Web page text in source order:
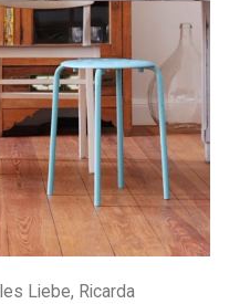
Liebe, Ricarda